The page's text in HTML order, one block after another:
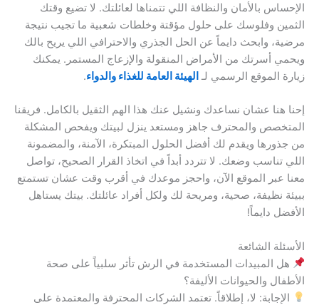
الإحساس بالأمان والنظافة اللي تتمناها لعائلتك. لا تضيع وقتك
الثمين وفلوسك على حلول مؤقتة وخلطات شعبية ما تجيب نتيجة
مرضية، وابحث دايماً عن الحل الجذري والاحترافي اللي يريح بالك
ويحمي أسرتك من الأمراض المنقولة والإزعاج المستمر. يمكنك
زيارة الموقع الرسمي لـ الهيئة العامة للغذاء والدواء.
إحنا هنا عشان نساعدك ونشيل عنك هذا الهم الثقيل بالكامل. فريقنا
المتخصص والمحترف جاهز ومستعد ينزل لبيتك ويفحص المشكلة
من جذورها ويقدم لك أفضل الحلول المبتكرة، الآمنة، والمضمونة
اللي تناسب وضعك. لا تتردد أبداً في اتخاذ القرار الصحيح، تواصل
معنا عبر الموقع الآن، واحجز موعدك في أقرب وقت عشان تستمتع
ببيئة نظيفة، صحية، ومريحة لك ولكل أفراد عائلتك. بيتك يستاهل
الأفضل دايماً!
الأسئلة الشائعة
هل المبيدات المستخدمة في الرش تأثر سلبياً على صحة
الأطفال والحيوانات الأليفة؟
الإجابة: لا، إطلاقاً. تعتمد الشركات المحترفة والمعتمدة على